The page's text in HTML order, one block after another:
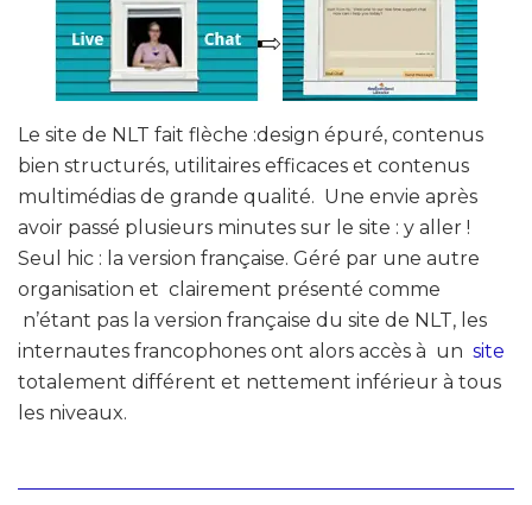
Le site de NLT fait flèche :design épuré, contenus
bien structurés, utilitaires efficaces et contenus
multimédias de grande qualité. Une envie après
avoir passé plusieurs minutes sur le site : y aller !
Seul hic : la version française. Géré par une autre
organisation et clairement présenté comme
n’étant pas la version française du site de NLT, les
internautes francophones ont alors accès à un site
totalement différent et nettement inférieur à tous
les niveaux.